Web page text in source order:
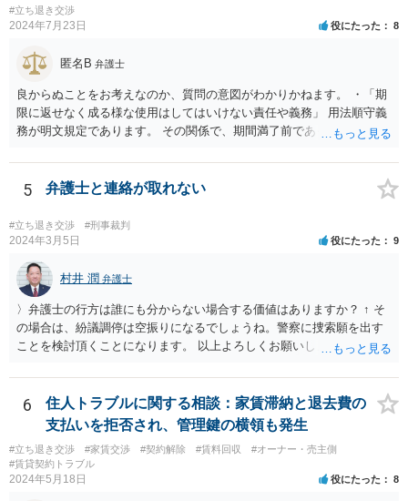
#立ち退き交渉
2024年7月23日 役にたった 8
匿名B 弁護士
良からぬことをお考えなのか、質問の意図がわかりかねます。 ・「期
限に返せなく成る様な使用はしてはいけない責任や義務」 用法順守義
務が明文規定であります。 その関係で、期間満了前であっても、契約
九十四条 借主は、契約又はその目的物の性質によって定まった用法
に従い、その物の使用及び収益をしなければならない。 ２ 借主は、
貸主の承諾を得なければ、第三者に借用物の使用又は収益をさせるこ
とができない。 ３ 借主が前二項の規定に違反して使用又は収益をし
たときは、貸主は、契約の解除をすることができる。
5 弁護士と連絡が取れない
#立ち退き交渉 #刑事裁判
2024年3月5日 役にたった 9
村井 潤 弁護士
〉弁護士の行方は誰にも分からない場合する価値はありますか？ ↑ そ
の場合は、紛議調停は空振りになるでしょうね。警察に捜索願を出す
ことを検討頂くことになります。 以上よろしくお願いします。同業者
了させてください。
6
住人トラブルに関する相談：家賃滞納と退去費の
支払いを拒否され、管理鍵の横領も発生
#立ち退き交渉 #家賃交渉 #契約解除 #賃料回収
#オーナー・売主側
#賃貸契約トラブル
2024年5月18日 役にたった 8